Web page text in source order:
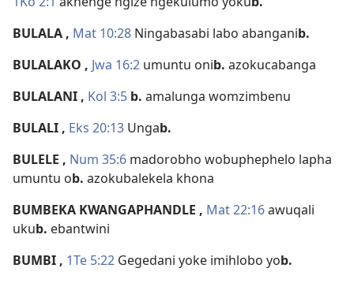
BULALA, Mat 10:28 Ningabasabi labo abanganib.
BULALAKO , Jwa 16:2 umuntu onib. azokucabanga
BULALANI, Kol 3:5 b. amalunga womzimbenu
BULALI, Eks 20:13 Ungab.
BULELE , Num 35:6 madorobho wobuphephelo lapha
umuntu ob. azokubalekela khona
BUMBEKA KWANGAPHANDLE , Mat 22:16awuqali
ukub. ebantwini
BUMBI, 1Te 5:22 Gegedani yoke imihlobo yob.